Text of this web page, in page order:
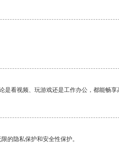
看视频、玩游戏还是工作办公，都能畅享
的隐私保护和安全性保护。